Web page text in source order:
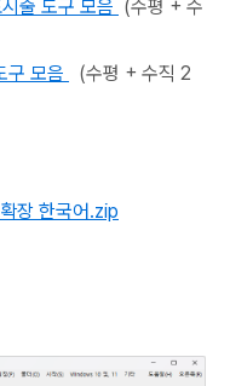
줄 도구 모음 (수평 + 수
모음
(수평 + 수직 2
장 한국어.zip